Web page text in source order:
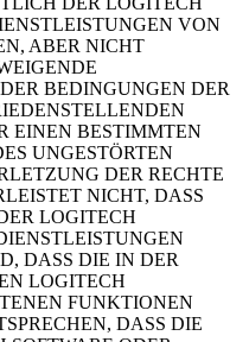
VON
ABER NICHT
BEDINGUNGEN DER
EINEN BESTIMMTEN
UNGESTÖRTEN
DER RECHTE
NICHT, DASS
LOGITECH
DASS DIE IN DER
LOGITECH
FUNKTIONEN
DASS DIE